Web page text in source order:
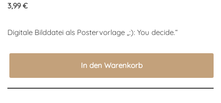
auf
3,99€
Digitale Bilddatei als Postervorlage „:): You decide.“
In den Warenkorb